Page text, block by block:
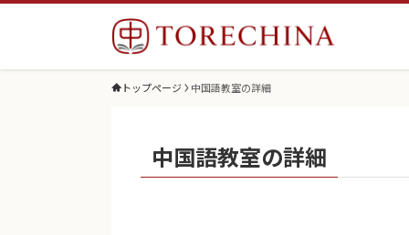
トップページ 中国語教室の詳細
中国語教室の詳細